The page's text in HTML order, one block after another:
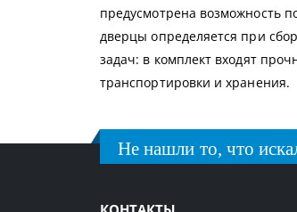
предусмотрена возможность
дверцы определяется при
задач: в комплект входят
транспортировки и хранения.
Не нашли то, что